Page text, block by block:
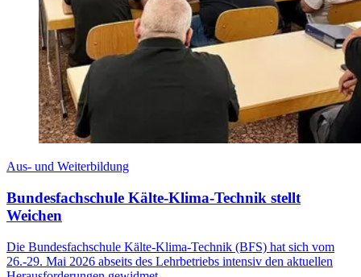
Aus- und Weiterbildung
Bundesfachschule Kälte-Klima-Technik stellt
Weichen
Die Bundesfachschule Kälte-Klima-Technik (BFS) hat sich vom
26.-29. Mai 2026 abseits des Lehrbetriebs intensiv den aktuellen